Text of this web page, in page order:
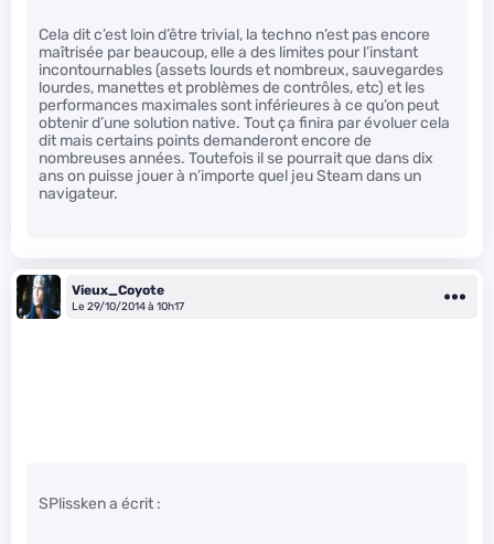
Cela dit c’est loin d’être trivial, la techno n’est pas encore
maîtrisée par beaucoup, elle a des limites pour l’instant
incontournables (assets lourds et nombreux, sauvegardes
lourdes, manettes et problèmes de contrôles, etc) et les
performances maximales sont inférieures à ce qu’on peut
obtenir d’une solution native. Tout ça finira par évoluer cela
dit mais certains points demanderont encore de
nombreuses années. Toutefois il se pourrait que dans dix
ans on puisse jouer à n’importe quel jeu Steam dans un
navigateur.
Vieux_Coyote
Le 29/10/2014 à 10h17
SPlissken a écrit :